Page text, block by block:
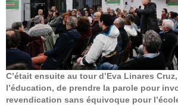
C’était ensuite au tour d’Eva Linares
l’éducation, de prendre la parole pour
revendication sans équivoque pour